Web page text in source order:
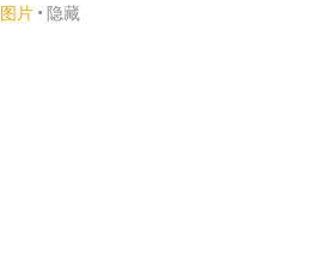
图片 隐藏